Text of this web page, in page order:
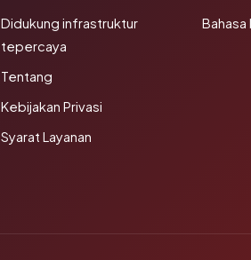
Didukung infrastruktur
tepercaya
Tentang
Kebijakan Privasi
Syarat Layanan
Bahasa